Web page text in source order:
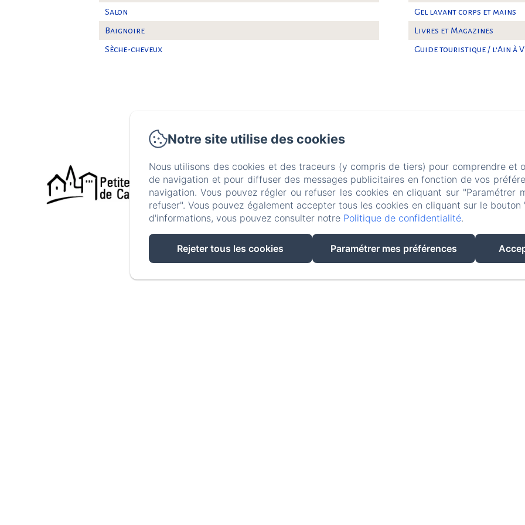
Salon
Baignoire
Sèche-cheveux
Gel lavant corps et mains
Livres et Magazines
Guide touristique / l'Ain à
LA MAISON D'AMBRONAY - 46 Grande Rue - 01500 Ambronay - FRANCE
Contact
Notre site utilise des cookies
Nous utilisons des cookies et des traceurs (y compris de tiers) pour comprendre et
de navigation et pour diffuser des messages publicitaires en fonction de vos
navigation. Vous pouvez régler ou refuser les cookies en cliquant sur "Paramétrer
refuser". Vous pouvez également accepter tous les cookies en cliquant sur le
d'informations, vous pouvez consulter notre Politique de confidentialité.
Rejeter tous les cookies Paramétrer mes préférences